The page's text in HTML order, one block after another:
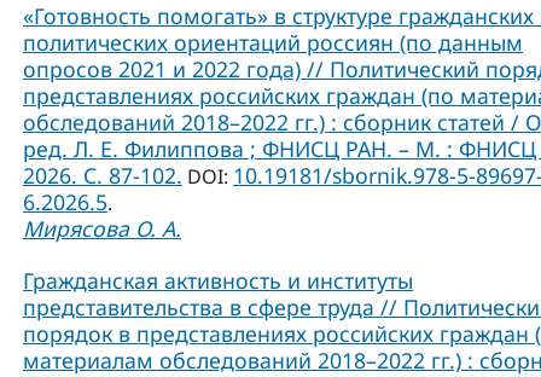
«Готовность помогать» в структуре гражданских
политических ориентаций россиян (по данным
опросов 2021 и 2022 года) // Политический
представлениях российских граждан (по
обследований 2018–2022 гг.) : сборник статей /
ред. Л. Е. Филиппова ; ФНИСЦ РАН. – М. : ФНИСЦ
2026. C. 87-102. DOI: 10.19181/sbornik.978-5-
6.2026.5.
Мирясова О. А.
Гражданская активность и институты
представительства в сфере труда //
порядок в представлениях российских граждан
материалам обследований 2018–2022 гг.) :